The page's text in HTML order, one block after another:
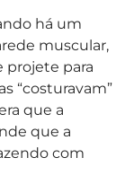
há um
muscular,
projete para
“costuravam”
que a
que a
com